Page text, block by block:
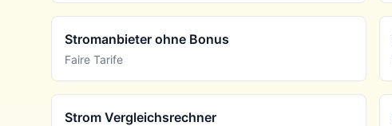
Stromanbieter ohne Bonus
Faire Tarife
Strom Vergleichsrechner